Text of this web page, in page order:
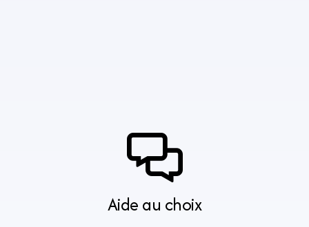
Aide au choix